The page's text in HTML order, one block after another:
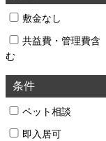
敷金なし
共益費・管理費含
む
条件
ペット相談
即入居可